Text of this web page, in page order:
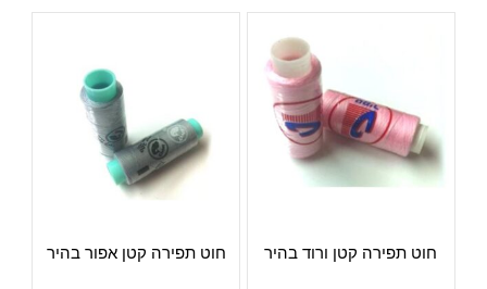
בצבע
בהיר
PAPILLON
חוט תפירה קטן ורוד בהיר חוט תפירה קטן אפור בהיר